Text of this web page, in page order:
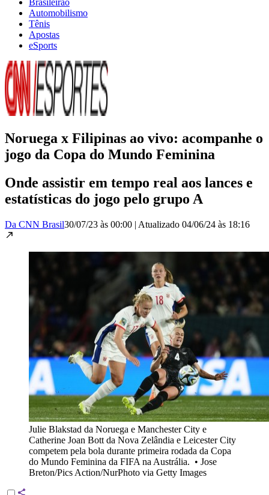
Brasileirão
Automobilismo
Tênis
Apostas
eSports
Noruega x Filipinas ao vivo: acompanhe o
jogo da Copa do Mundo Feminina
Onde assistir em tempo real aos lances e
estatísticas do jogo pelo grupo A
Da CNN Brasil30/07/23 às 00:00 | Atualizado 04/06/24 às 18:16
Julie Blakstad da Noruega e Manchester City e
Catherine Joan Bott da Nova Zelândia e Leicester City
competem pela bola durante primeira rodada da Copa
do Mundo Feminina da FIFA na Austrália. • Jose
Breton/Pics Action/NurPhoto via Getty Images